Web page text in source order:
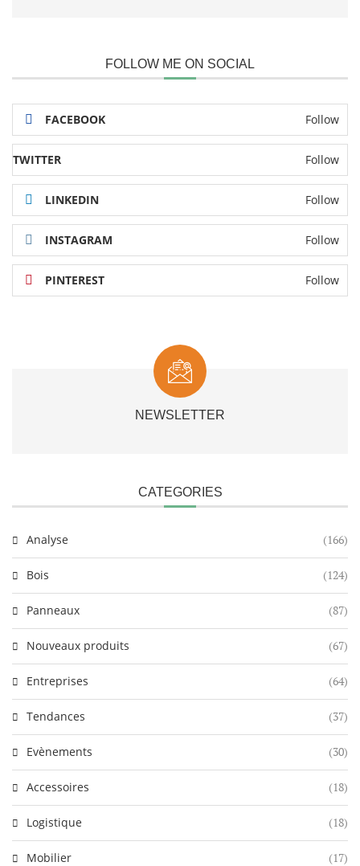
FOLLOW ME ON SOCIAL
FACEBOOK Follow
TWITTER Follow
LINKEDIN Follow
INSTAGRAM Follow
PINTEREST Follow
NEWSLETTER
CATEGORIES
Analyse (166)
Bois (124)
Panneaux (87)
Nouveaux produits (67)
Entreprises (64)
Tendances (37)
Evènements (30)
Accessoires (18)
Logistique (18)
Mobilier (17)